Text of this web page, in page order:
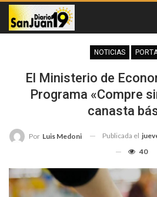
NOTICIAS
El Ministerio de
Programa «Compre
canasta
Por Luis Medoni Publicada el
40